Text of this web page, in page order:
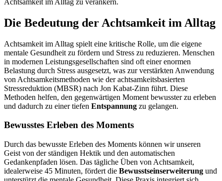
Die Bedeutung der Achtsamkeit im Alltag
Achtsamkeit im Alltag spielt eine kritische Rolle, um die eigene
mentale Gesundheit zu fördern und Stress zu reduzieren. Menschen
in modernen Leistungsgesellschaften sind oft einer enormen
Belastung durch Stress ausgesetzt, was zur verstärkten Anwendung
von Achtsamkeitsmethoden wie der achtsamkeitsbasierten
Stressreduktion (MBSR) nach Jon Kabat-Zinn führt. Diese
Methoden helfen, den gegenwärtigen Moment bewusster zu erleben
und dadurch zu einer tiefen Entspannung zu gelangen.
Bewusstes Erleben des Moments
Durch das bewusste Erleben des Moments können wir unseren
Geist von der ständigen Hektik und den automatischen
Gedankenpfaden lösen. Das tägliche Üben von Achtsamkeit,
idealerweise 45 Minuten, fördert die Bewusstseinserweiterung und